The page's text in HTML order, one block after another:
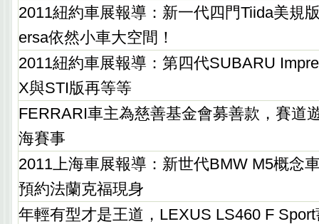
2011紐約車展報導：新一代四門Tiida美規
ersa依然小車大空間！
2011紐約車展報導：第四代SUBARU
X與STI版再等等
FERRARI車主為慈善基金會募善款，賽道
海賽事
2011上海車展報導：新世代BMW M5概念
預約法蘭克福現身
年輕有型才是王道，LEXUS LS460 F